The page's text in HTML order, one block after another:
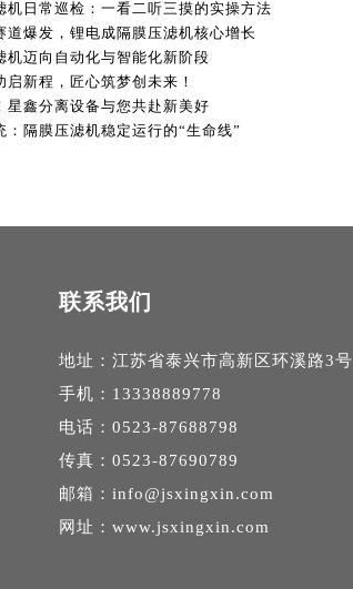
机日常巡检：一看二听三摸的实操方法
道爆发，锂电成隔膜压滤机核心增长
机迈向自动化与智能化新阶段
启新程，匠心筑梦创未来！
星鑫分离设备与您共赴新美好
：隔膜压滤机稳定运行的“生命线”
联系我们
地址：江苏省泰兴市高新区环溪路3号
手机：13338889778
电话：0523-87688798
传真：0523-87690789
邮箱： info@jsxingxin.com
网址： www.jsxingxin.com